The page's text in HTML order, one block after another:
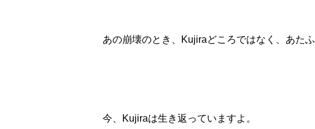
あの崩壊のとき、Kujiraどころではなく、あた
今、Kujiraは生き返っていますよ。